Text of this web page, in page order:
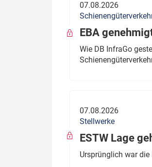
Politik
Verbände: Wer
wen?
Thema des Monats
Dossier:
Dossier: ETCS
07.08.2026
EBA
Wie DB InfraGo
07.08.2026
Stellwerke
ESTW Lage
Ursprünglich war